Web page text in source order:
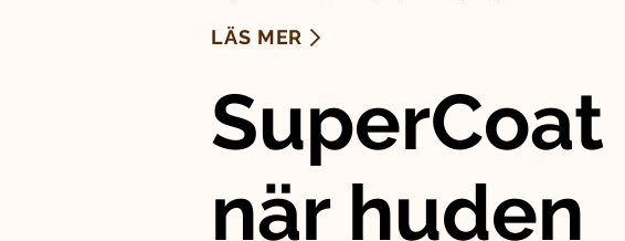
LÄS MER
SuperCoat
när huden